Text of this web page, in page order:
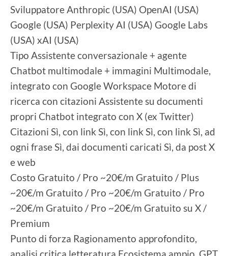
Sviluppatore Anthropic (USA) OpenAI (USA)
Google (USA) Perplexity AI (USA) Google Labs
(USA) xAI (USA)
Tipo Assistente conversazionale + agente
Chatbot multimodale + immagini Multimodale,
integrato con Google Workspace Motore di
ricerca con citazioni Assistente su documenti
propri Chatbot integrato con X (ex Twitter)
Citazioni Sì, con link Sì, con link Sì, con link Sì, ad
ogni frase Sì, dai documenti caricati Sì, da post X
e web
Costo Gratuito / Pro ~20€/m Gratuito / Plus
~20€/m Gratuito / Pro ~20€/m Gratuito / Pro
~20€/m Gratuito / Pro ~20€/m Gratuito su X /
Premium
Punto di forza Ragionamento approfondito,